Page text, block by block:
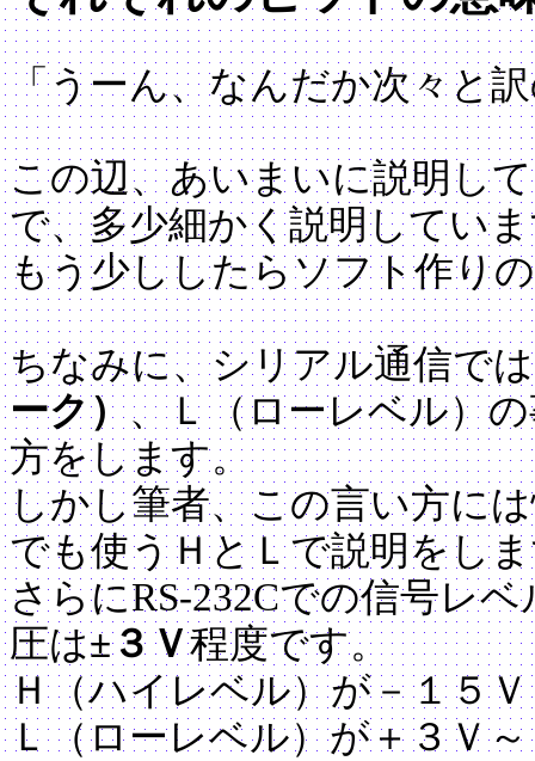
「うーん、なんだか次々と
この辺、あいまいに説明し
で、多少細かく説明してい
もう少ししたらソフト作り
ちなみに、シリアル通信で
ーク）、Ｌ（ローレベル）
方をします。
しかし筆者、この言い方に
でも使うＨとＬで説明をし
さらにRS-232Cでの信号レベ
圧は±３Ｖ程度です。
Ｈ（ハイレベル）が－１５
Ｌ（ローレベル）が＋３Ｖ